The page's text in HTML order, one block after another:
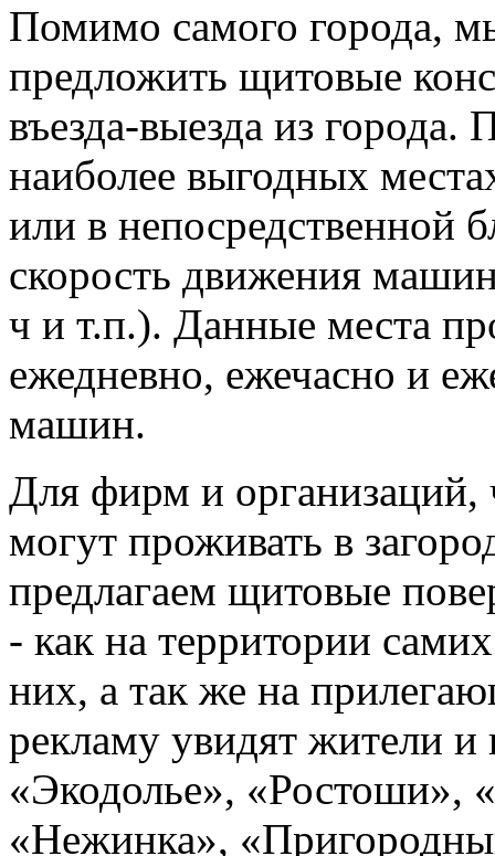
Помимо самого города,
предложить щитовые
въезда-выезда из
наиболее выгодных
или в непосредственной
скорость движения
ч и т.п.). Данные места
ежедневно, ежечасно и
машин.
Для фирм и организаций,
могут проживать в
предлагаем щитовые
- как на территории
них, а так же на
рекламу увидят жители и
«Экодолье», «Ростоши»,
«Нежинка»,